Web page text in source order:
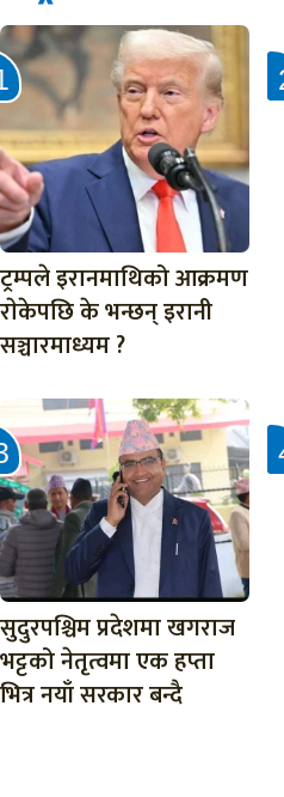
ट्रम्पले इरानमाथिको आक्रमण
राेकेपछि के भन्छन् इरानी
सञ्चारमाध्यम ?
सुदुरपश्चिम प्रदेशमा खगराज
भट्टको नेतृत्वमा एक हप्ता
भित्र नयाँ सरकार बन्दै